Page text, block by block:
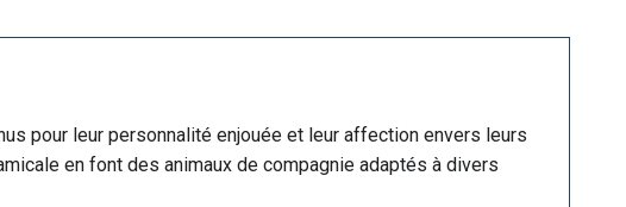
pour leur personnalité enjouée et leur affection envers leurs
en font des animaux de compagnie adaptés à divers